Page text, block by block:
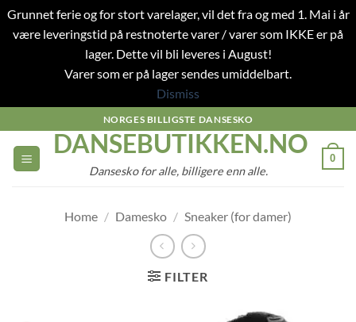
Grunnet ferie og for stort varelager, vil det fra og med 1. Mai i år
være leveringstid på restnoterte varer / varer som IKKE er på
lager. Dette vil bli leveres i August!
Varer som er på lager sendes umiddelbart.
Dismiss
to
content
NORGES BILLIGSTE DANSESKO
DANSEBUTIKKEN.NO
Dansesko for alle, billigere enn alle.
0
Home / Damesko / Sneaker (for damer)
FILTER